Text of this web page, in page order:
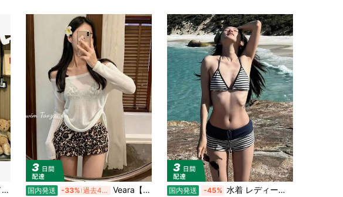
4.54 97 15
国内発送 -33% 過去4時間 Veara【期間限定 国内発送】2026 新作 レオパード豹柄水着 3 点セット オフショルシアーカーデ付き体型カバー純欲インス風温泉リゾートレディース 国内発送 -45% 水着 レディース レディ 2点セット ストライプ柄 ドローストリング セパレート プール リゾート ホルターネック ネクタ 可愛い ギャル ストラップ セクシー ハーネス 保守的 温泉 ビーチ ブルー 水陸両用